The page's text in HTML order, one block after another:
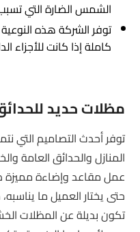
الشمس الضارة التي
توفر الشركة هذه
كاملة إذا كانت للأجزاء
مظلات حديد
توفر أحدث التصاميم التي
المنازل والحدائق العامة
عمل مقاعد وإضاءة مميزة
حتى يختار العميل ما
تكون بديلة عن المظلات